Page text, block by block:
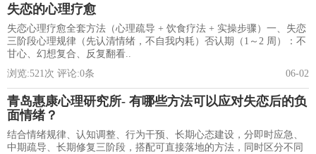
失恋的心理疗愈
失恋心理疗愈全套方法（心理疏导 + 饮食疗法 + 实操步骤）一、失恋
三阶段心理规律（先认清情绪，不自我内耗）否认期（1～2 周）：不
甘心、幻想复合、反复翻看..
浏览:521次 评论:0条 06-02
青岛惠康心理研究所- 有哪些方法可以应对失恋后的负
面情绪？
结合情绪规律、认知调整、行为干预、长期心态建设，分即时应急、
中期疏导、长期修复三阶段，搭配可直接落地的方法，同时区分不同